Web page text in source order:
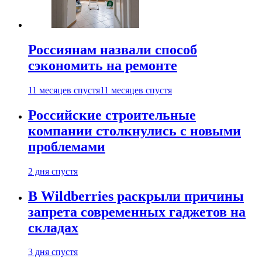
Россиянам назвали способ
сэкономить на ремонте
11 месяцев спустя11 месяцев спустя
Российские строительные
компании столкнулись с новыми
проблемами
2 дня спустя
В Wildberries раскрыли причины
запрета современных гаджетов на
складах
3 дня спустя